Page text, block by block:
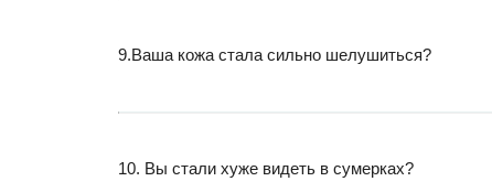
9.Ваша кожа стала сильно шелушиться?
10. Вы стали хуже видеть в сумерках?